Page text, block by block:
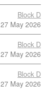
Block D
27 May 2026
Block D
27 May 2026
Block D
27 May 2026